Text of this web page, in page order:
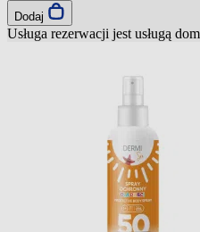
Dodaj
Usługa rezerwacji jest usługą